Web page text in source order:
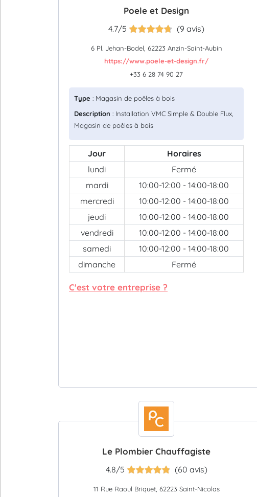
Poele et Design
4.7/5 (9 avis)
6 Pl. Jehan-Bodel, 62223 Anzin-Saint-Aubin
https://www.poele-et-design.fr/
+33 6 28 74 90 27
Type : Magasin de poêles à bois
Description : Installation VMC Simple & Double Flux,
Magasin de poêles à bois
Jour
Horaires
lundi
Fermé
mardi
10:00-12:00 - 14:00-18:00
mercredi
10:00-12:00 - 14:00-18:00
jeudi
10:00-12:00 - 14:00-18:00
vendredi
10:00-12:00 - 14:00-18:00
samedi
10:00-12:00 - 14:00-18:00
dimanche
Fermé
C'est votre entreprise ?
Le Plombier Chauffagiste
4.8/5 (60 avis)
11 Rue Raoul Briquet, 62223 Saint-Nicolas